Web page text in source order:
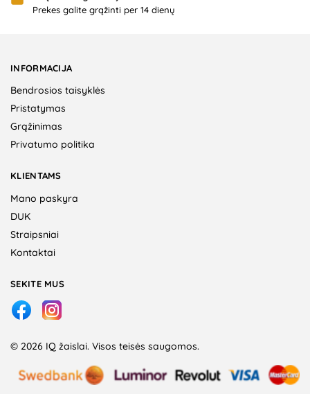
Prekes galite grąžinti per 14 dienų
INFORMACIJA
Bendrosios taisyklės
Pristatymas
Grąžinimas
Privatumo politika
KLIENTAMS
Mano paskyra
DUK
Straipsniai
Kontaktai
SEKITE MUS
© 2026 IQ žaislai. Visos teisės saugomos.